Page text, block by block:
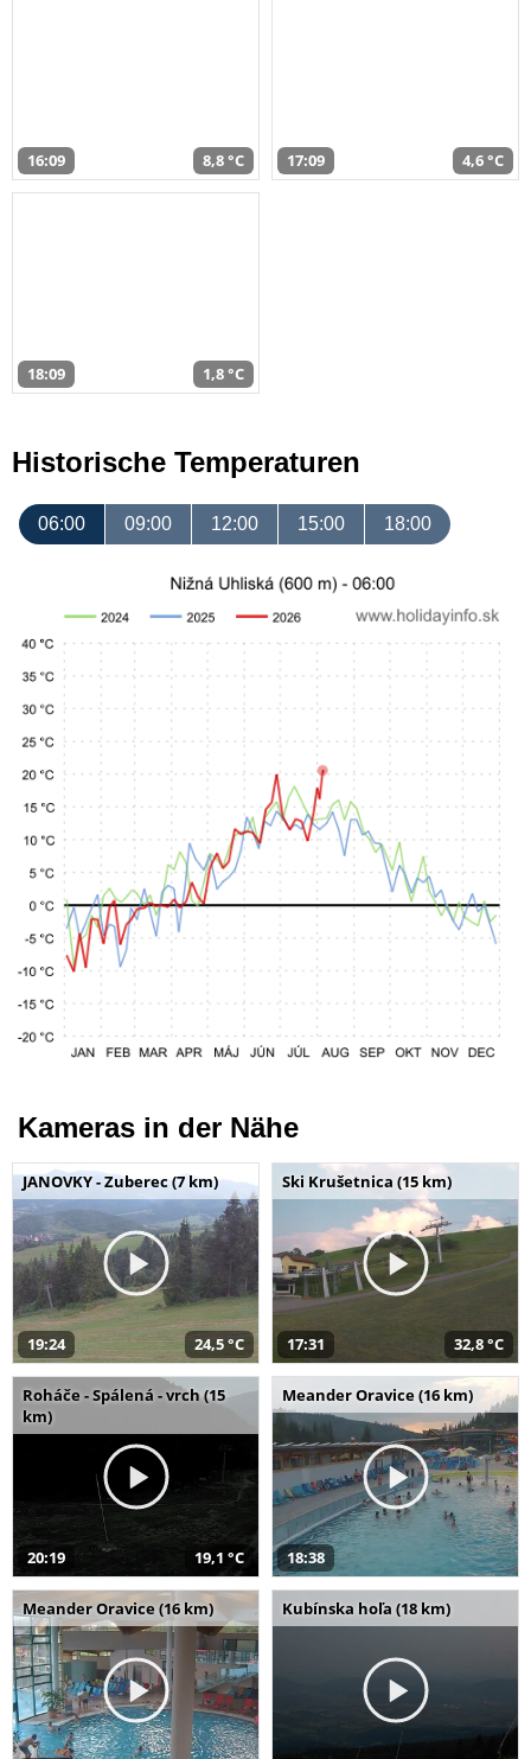
16:09 8,8 °C 17:09 4,6 °C
18:09 1,8 °C
Historische Temperaturen
06:00 09:00 12:00 15:00 18:00
Kameras in der Nähe
JANOVKY - Zuberec (7 km)
19:24 24,5 °C
Ski Krušetnica (15 km)
17:31 32,8 °C
Roháče - Spálená - vrch (15
km)
20:19 19,1 °C
Meander Oravice (16 km)
18:38
Meander Oravice (16 km) Kubínska hoľa (18 km)